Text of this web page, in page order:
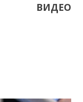
ВИДЕО